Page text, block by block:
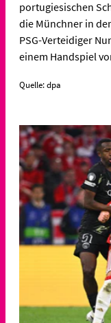
portugiesischen
die Münchner in
PSG-Verteidiger
einem Handspiel
Quelle: dpa